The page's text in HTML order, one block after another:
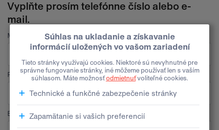
Vyplňte prosím telefónne číslo alebo e-
mail.
Meno
Priezvisko
E-mail